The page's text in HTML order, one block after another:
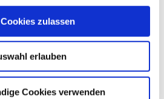
zulassen
erlauben
Cookies verwenden
0,01